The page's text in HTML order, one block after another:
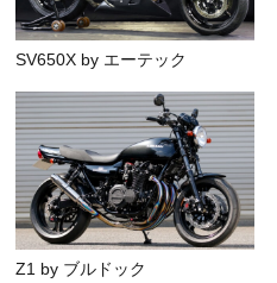
SV650X by エーテック
Z1 by ブルドック